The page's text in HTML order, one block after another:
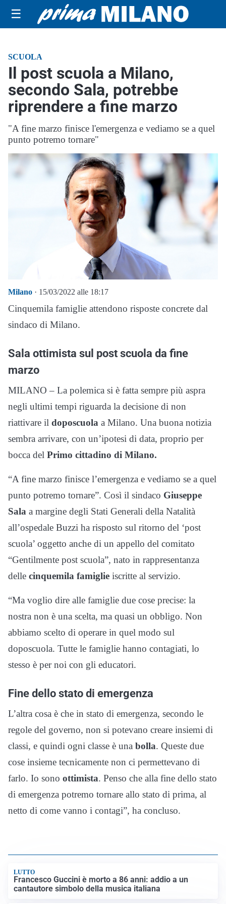
☰
SCUOLA
Il post scuola a Milano,
secondo Sala, potrebbe
riprendere a fine marzo
"A fine marzo finisce l'emergenza e vediamo se a quel
punto potremo tornare"
Milano · 15/03/2022 alle 18:17
Cinquemila famiglie attendono risposte concrete dal
sindaco di Milano.
Sala ottimista sul post scuola da fine
marzo
MILANO – La polemica si è fatta sempre più aspra
negli ultimi tempi riguarda la decisione di non
riattivare il doposcuola a Milano. Una buona notizia
sembra arrivare, con un’ipotesi di data, proprio per
bocca del Primo cittadino di Milano.
“A fine marzo finisce l’emergenza e vediamo se a quel
punto potremo tornare”. Così il sindaco Giuseppe
Sala a margine degli Stati Generali della Natalità
all’ospedale Buzzi ha risposto sul ritorno del ‘post
scuola’ oggetto anche di un appello del comitato
“Gentilmente post scuola”, nato in rappresentanza
delle cinquemila famiglie iscritte al servizio.
“Ma voglio dire alle famiglie due cose precise: la
nostra non è una scelta, ma quasi un obbligo. Non
abbiamo scelto di operare in quel modo sul
doposcuola. Tutte le famiglie hanno contagiati, lo
stesso è per noi con gli educatori.
Fine dello stato di emergenza
L’altra cosa è che in stato di emergenza, secondo le
regole del governo, non si potevano creare insiemi di
classi, e quindi ogni classe è una bolla. Queste due
cose insieme tecnicamente non ci permettevano di
farlo. Io sono ottimista. Penso che alla fine dello stato
di emergenza potremo tornare allo stato di prima, al
netto di come vanno i contagi”, ha concluso.
LUTTO
Francesco Guccini è morto a 86 anni: addio a un
cantautore simbolo della musica italiana